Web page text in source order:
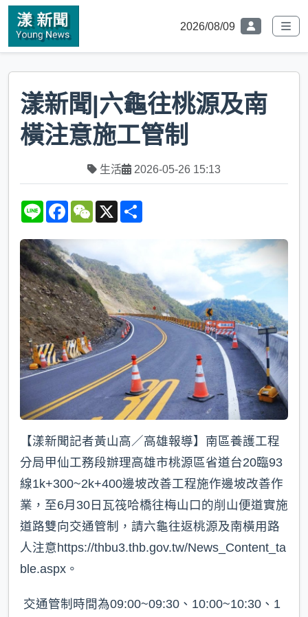
2026/08/09
漾新聞|六龜往桃源及南
橫注意施工管制
生活 2026-05-26 15:13
L
e
F
e
b
o
o
k
W
t
X
【漾新聞記者黃山高／高雄報導】南區養護工程
分局甲仙工務段辦理高雄市桃源區省道台20臨93
線1k+300~2k+400邊坡改善工程施作邊坡改善作
業，至6月30日瓦筏哈橋往梅山口的削山便道實施
道路雙向交通管制，請六龜往返桃源及南橫用路
人注意https://thbu3.thb.gov.tw/News_Content_ta
ble.aspx。
交通管制時間為09:00~09:30、10:00~10:30、1